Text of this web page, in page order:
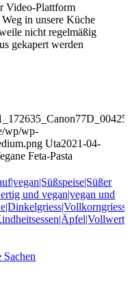
Video-Plattform
in unsere Küche
nicht regelmäßig
gekapert werden
wp/wp-
Uta2021-04-
Feta-Pasta
Sachen